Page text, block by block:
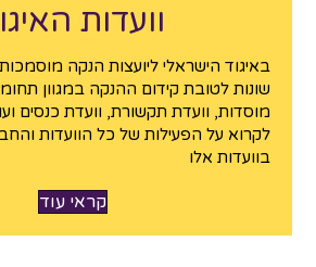
וועדות
באיגוד הישראלי ליועצות הנקה
שונות לטובת קידום ההנקה במגוון
מוסדות, וועדת תקשורת, וועדת כנסים
לקרוא על הפעילות של כל הוועדות
בוועדות אלו
קראי עוד